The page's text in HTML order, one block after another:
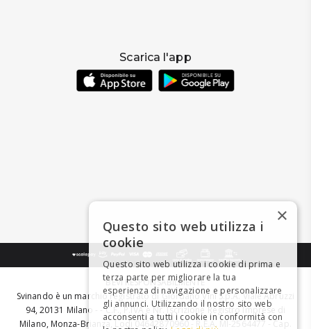
Scarica l'app
BEVI RESPONSABILMENTE
Svinando è un marchio registrato di Giordano Vini S.p.A. Viale Abruzzi
94, 20131 Milano - - C.F., P.IVA e Nr. Iscrizione Registro Imprese di
Milano, Monza-Brianza, Lodi 04642870960 - R.E.A. MI-2564477 - Cap.
×
Questo sito web utilizza i
cookie
Questo sito web utilizza i cookie di prima e
terza parte per migliorare la tua
esperienza di navigazione e personalizzare
gli annunci. Utilizzando il nostro sito web
acconsenti a tutti i cookie in conformità con